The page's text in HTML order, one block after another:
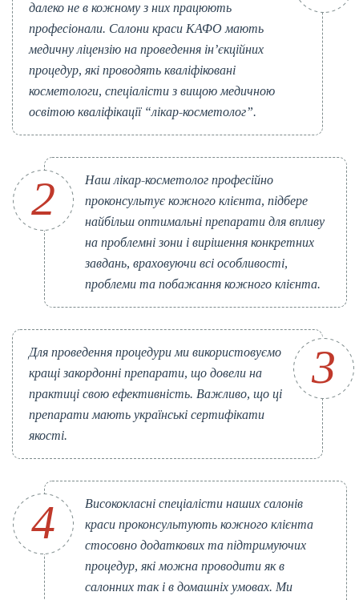
далеко не в кожному з них працюють
професіонали. Салони краси КАФО мають
медичну ліцензію на проведення ін’єкційних
процедур, які проводять кваліфіковані
косметологи, спеціалісти з вищою медичною
освітою кваліфікації “лікар-косметолог”.
Наш лікар-косметолог професійно
проконсультує кожного клієнта, підбере
найбільш оптимальні препарати для впливу
на проблемні зони і вирішення конкретних
завдань, враховуючи всі особливості,
проблеми та побажання кожного клієнта.
Для проведення процедури ми використовуємо
кращі закордонні препарати, що довели на
практиці свою ефективність. Важливо, що ці
препарати мають українські сертифікати
якості.
Висококласні спеціалісти наших салонів
краси проконсультують кожного клієнта
стосовно додаткових та підтримуючих
процедур, які можна проводити як в
салонних так і в домашніх умовах. Ми